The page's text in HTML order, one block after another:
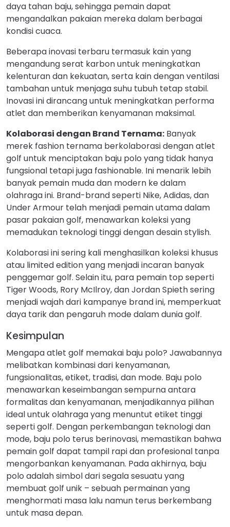
daya tahan baju, sehingga pemain dapat
mengandalkan pakaian mereka dalam berbagai
kondisi cuaca.
Beberapa inovasi terbaru termasuk kain yang
mengandung serat karbon untuk meningkatkan
kelenturan dan kekuatan, serta kain dengan ventilasi
tambahan untuk menjaga suhu tubuh tetap stabil.
Inovasi ini dirancang untuk meningkatkan performa
atlet dan memberikan kenyamanan maksimal.
Kolaborasi dengan Brand Ternama: Banyak
merek fashion ternama berkolaborasi dengan atlet
golf untuk menciptakan baju polo yang tidak hanya
fungsional tetapi juga fashionable. Ini menarik lebih
banyak pemain muda dan modern ke dalam
olahraga ini. Brand-brand seperti Nike, Adidas, dan
Under Armour telah menjadi pemain utama dalam
pasar pakaian golf, menawarkan koleksi yang
memadukan teknologi tinggi dengan desain stylish.
Kolaborasi ini sering kali menghasilkan koleksi khusus
atau limited edition yang menjadi incaran banyak
penggemar golf. Selain itu, para pemain top seperti
Tiger Woods, Rory McIlroy, dan Jordan Spieth sering
menjadi wajah dari kampanye brand ini, memperkuat
daya tarik dan pengaruh mode dalam dunia golf.
Kesimpulan
Mengapa atlet golf memakai baju polo? Jawabannya
melibatkan kombinasi dari kenyamanan,
fungsionalitas, etiket, tradisi, dan mode. Baju polo
menawarkan keseimbangan sempurna antara
formalitas dan kenyamanan, menjadikannya pilihan
ideal untuk olahraga yang menuntut etiket tinggi
seperti golf. Dengan perkembangan teknologi dan
mode, baju polo terus berinovasi, memastikan bahwa
pemain golf dapat tampil rapi dan profesional tanpa
mengorbankan kenyamanan. Pada akhirnya, baju
polo adalah simbol dari segala sesuatu yang
membuat golf unik – sebuah permainan yang
menghormati masa lalu namun terus berkembang
untuk masa depan.